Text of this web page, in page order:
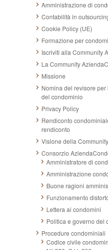
Amministrazione di
Contabilità in
Cookie Policy (UE)
Formazione per
Iscriviti alla Community
La Community
Missione
Nomina del revisore
del condominio
Privacy Policy
Rendiconto
rendiconto
Visione della
Consorzio
Amministratore di
Amministrazione
Buone ragioni
Funzionamento
Lettera ai condomini
Politica e governo del
Procedure condominiali
Codice civile